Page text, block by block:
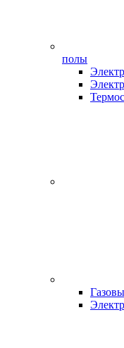
полы